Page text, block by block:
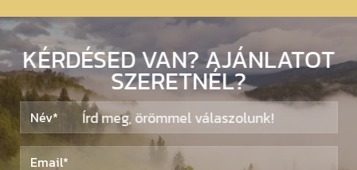
KÉRDÉSED VAN? AJÁNLATOT
SZERETNÉL?
Írd meg, örömmel válaszolunk!